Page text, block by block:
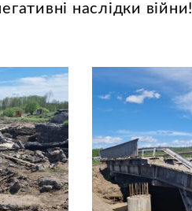
наслідки війни!